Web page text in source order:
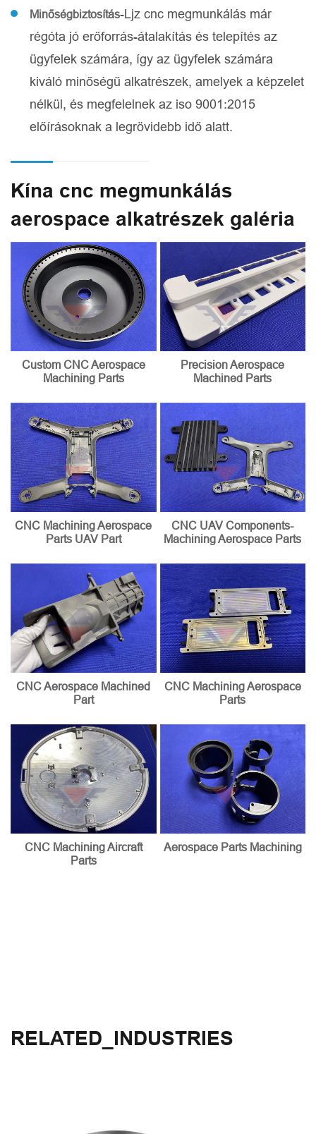
Minőségbiztosítás-Ljz cnc megmunkálás már
régóta jó erőforrás-átalakítás és telepítés az
ügyfelek számára, így az ügyfelek számára
kiváló minőségű alkatrészek, amelyek a képzelet
nélkül, és megfelelnek az iso 9001:2015
előírásoknak a legrövidebb idő alatt.
Kína cnc megmunkálás
aerospace alkatrészek galéria
Custom CNC Aerospace
Machining Parts
Precision Aerospace
Machined Parts
CNC Machining Aerospace
Parts UAV Part
CNC UAV Components-
Machining Aerospace Parts
CNC Aerospace Machined
Part
CNC Machining Aerospace
Parts
CNC Machining Aircraft
Parts
Aerospace Parts Machining
RELATED_INDUSTRIES